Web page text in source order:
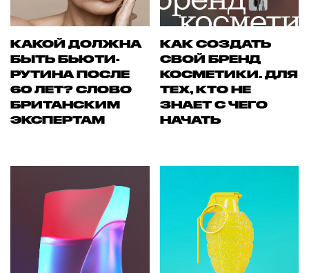
КАКОЙ ДОЛЖНА
БЫТЬ БЬЮТИ-
РУТИНА ПОСЛЕ
60 ЛЕТ? СЛОВО
БРИТАНСКИМ
ЭКСПЕРТАМ
КАК СОЗДАТЬ
СВОЙ БРЕНД
КОСМЕТИКИ. ДЛЯ
ТЕХ, КТО НЕ
ЗНАЕТ С ЧЕГО
НАЧАТЬ